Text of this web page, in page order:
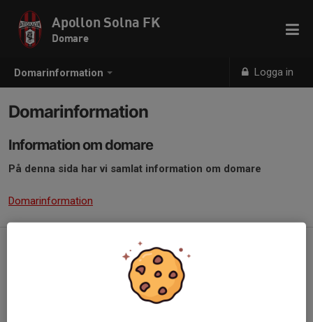
Domarinformation Logga in
Apollon Solna FK
Domare
Domarinformation
Information om domare
På denna sida har vi samlat information om domare
Domarinformation